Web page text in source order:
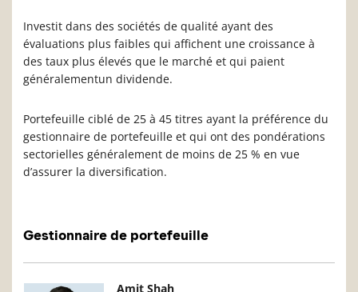
Investit dans des sociétés de qualité ayant des
évaluations plus faibles qui affichent une croissance à
des taux plus élevés que le marché et qui paient
généralementun dividende.
Portefeuille ciblé de 25 à 45 titres ayant la préférence du
gestionnaire de portefeuille et qui ont des pondérations
sectorielles généralement de moins de 25 % en vue
d’assurer la diversification.
Gestionnaire de portefeuille
Photo du gestionnaire de portefeuille
Amit Shah